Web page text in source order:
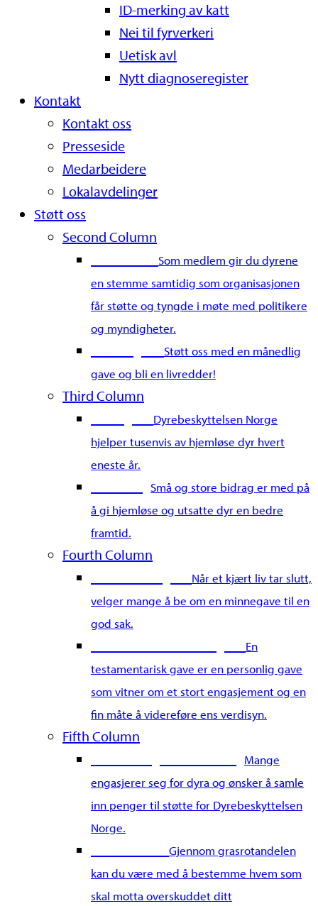
ID-merking av katt
Nei til fyrverkeri
Uetisk avl
Nytt diagnoseregister
Kontakt
Kontakt oss
Presseside
Medarbeidere
Lokalavdelinger
Støtt oss
Second Column
Som medlem gir du dyrene
en stemme samtidig som organisasjonen
får støtte og tyngde i møte med politikere
og myndigheter.
Støtt oss med en månedlig
gave og bli en livredder!
Third Column
Dyrebeskyttelsen Norge
hjelper tusenvis av hjemløse dyr hvert
eneste år.
Små og store bidrag er med på
å gi hjemløse og utsatte dyr en bedre
framtid.
Fourth Column
Når et kjært liv tar slutt,
velger mange å be om en minnegave til en
god sak.
En
testamentarisk gave er en personlig gave
som vitner om et stort engasjement og en
fin måte å videreføre ens verdisyn.
Fifth Column
Mange
engasjerer seg for dyra og ønsker å samle
inn penger til støtte for Dyrebeskyttelsen
Norge.
Gjennom grasrotandelen
kan du være med å bestemme hvem som
skal motta overskuddet ditt